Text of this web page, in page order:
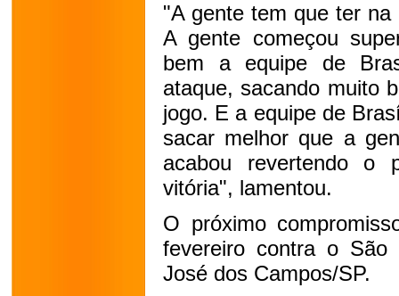
"A gente tem que ter
A gente começou
bem a equipe de
ataque, sacando muito
jogo. E a equipe de
sacar melhor que a
acabou revertendo o
vitória", lamentou.
O próximo
fevereiro contra o
José dos Campos/SP.